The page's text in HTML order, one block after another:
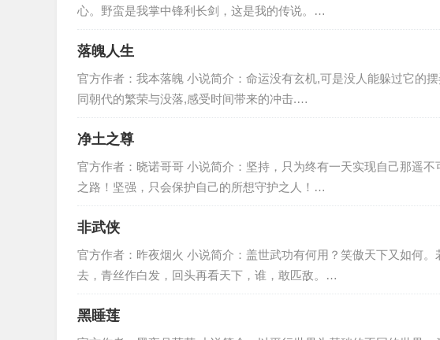
心。野蛮是我掌中锋利长剑，这是我的传说。…
落魄人生
官方作者：我本落魄 小说简介：命运没有玄机,可是没人能躲过它的
同朝代的繁荣与没落,感受时间带来的冲击.…
净土之尊
官方作者：晓诺哥哥 小说简介：坚持，只为终有一天实现自己那遥
之路！坚强，只会保护自己的所想守护之人！…
非武侠
官方作者：昨夜烟火 小说简介：盖世武功有何用？笑傲天下又如何
去，青丝作白发，回头再看天下，谁，敢匹敌。…
黑睡莲